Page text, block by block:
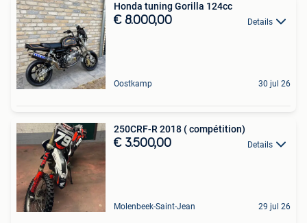
Honda tuning Gorilla 124cc
€ 8.000,00 Details
Oostkamp 30 jul 26
250CRF-R 2018 ( compétition)
€ 3.500,00 Details
Molenbeek-Saint-Jean 29 jul 26